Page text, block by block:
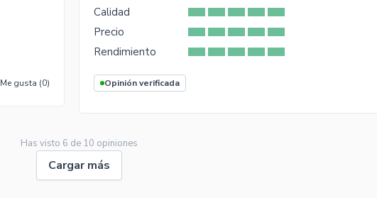
Me gusta (0)
Calidad
Precio
Rendimiento
Opinión verificada
Has visto 6 de 10 opiniones
Cargar más